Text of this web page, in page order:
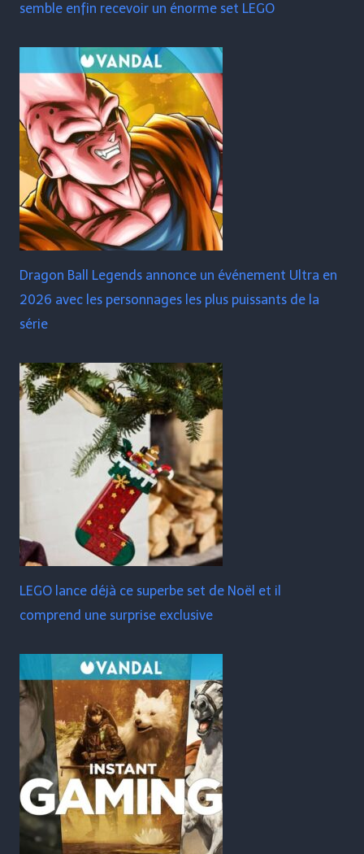
semble enfin recevoir un énorme set LEGO
Dragon Ball Legends annonce un événement Ultra en
2026 avec les personnages les plus puissants de la
série
LEGO lance déjà ce superbe set de Noël et il
comprend une surprise exclusive